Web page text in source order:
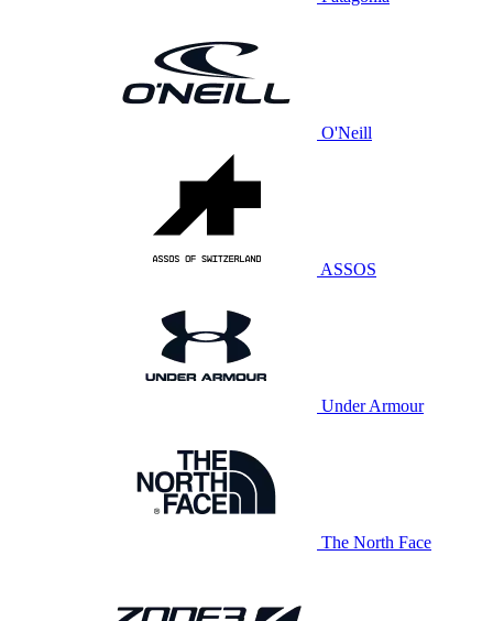
O'Neill
ASSOS
Under Armour
The North Face